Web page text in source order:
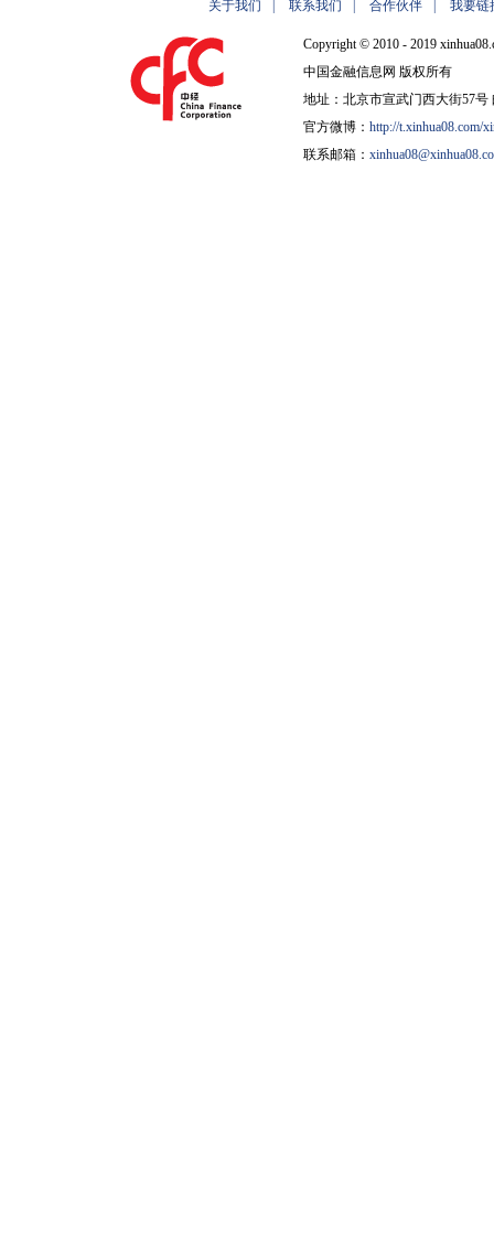
关于我们 联系我们 合作伙伴 我要链
Copyright © 2010 - 2019
中国金融信息网 版权所有
地址：北京市宣武门西大街57号
官方微博： http://t.xinhua08.com/
联系邮箱：